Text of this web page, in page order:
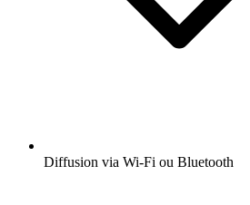
Diffusion via Wi-Fi ou Bluetooth